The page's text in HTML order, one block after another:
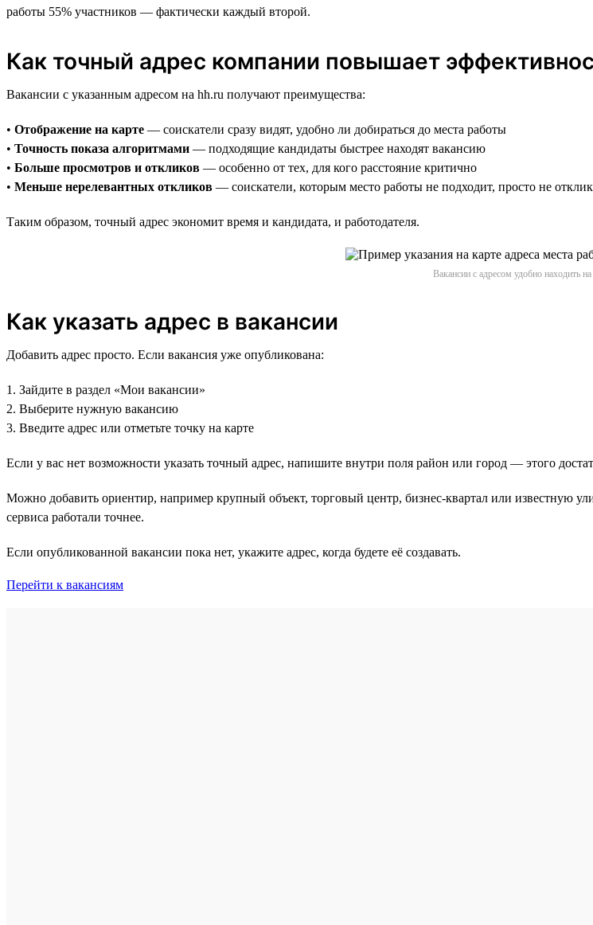
работы 55% участников — фактически каждый второй.
Как точный адрес компании повышает
Вакансии с указанным адресом на hh.ru получают преимущества:
• Отображение на карте — соискатели сразу видят, удобно ли добираться до места работы
• Точность показа алгоритмами — подходящие кандидаты быстрее находят вакансию
• Больше просмотров и откликов — особенно от тех, для кого расстояние критично
• Меньше нерелевантных откликов — соискатели, которым место работы не подходит, просто не
Таким образом, точный адрес экономит время и кандидата, и работодателя.
Вакансии с адресом удобно находить
Как указать адрес в вакансии
Добавить адрес просто. Если вакансия уже опубликована:
1. Зайдите в раздел «Мои вакансии»
2. Выберите нужную вакансию
3. Введите адрес или отметьте точку на карте
Если у вас нет возможности указать точный адрес, напишите внутри поля район или город — этого
Можно добавить ориентир, например крупный объект, торговый центр, бизнес-квартал или известную
сервиса работали точнее.
Если опубликованной вакансии пока нет, укажите адрес, когда будете её создавать.
Перейти к вакансиям